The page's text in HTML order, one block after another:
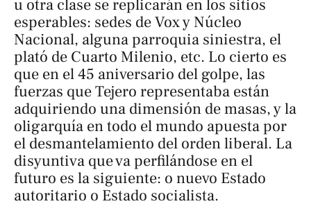
u otra clase se replicarán en los sitios
esperables: sedes de Vox y Núcleo
Nacional, alguna parroquia siniestra, el
plató de Cuarto Milenio, etc. Lo cierto es
que en el 45 aniversario del golpe, las
fuerzas que Tejero representaba están
adquiriendo una dimensión de masas, y la
oligarquía en todo el mundo apuesta por
el desmantelamiento del orden liberal. La
disyuntiva que va perfilándose en el
futuro es la siguiente: o nuevo Estado
autoritario o Estado socialista.